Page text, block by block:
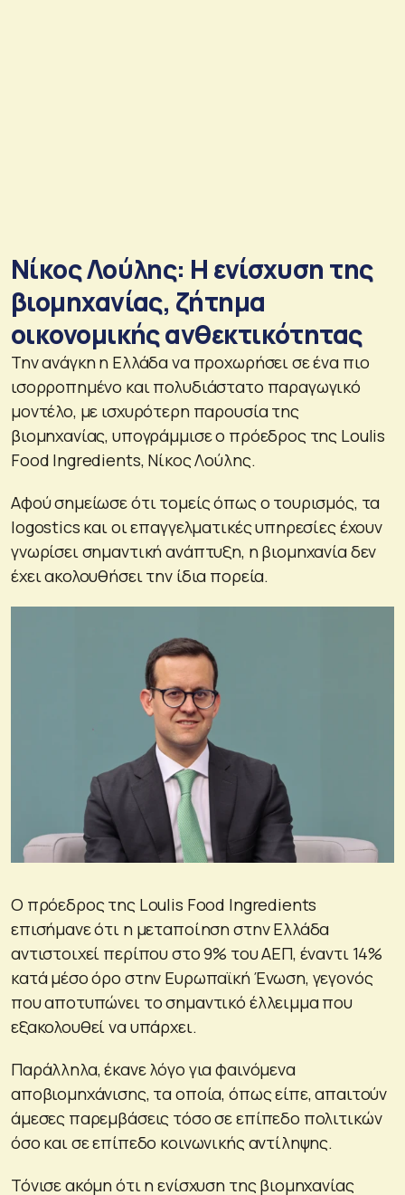
Νίκος Λούλης: Η ενίσχυση της
βιομηχανίας, ζήτημα
οικονομικής ανθεκτικότητας
Την ανάγκη η Ελλάδα να προχωρήσει σε ένα πιο
ισορροπημένο και πολυδιάστατο παραγωγικό
μοντέλο, με ισχυρότερη παρουσία της
βιομηχανίας, υπογράμμισε ο πρόεδρος της Loulis
Food Ingredients, Νίκος Λούλης.
Αφού σημείωσε ότι τομείς όπως ο τουρισμός, τα
logostics και οι επαγγελματικές υπηρεσίες έχουν
γνωρίσει σημαντική ανάπτυξη, η βιομηχανία δεν
έχει ακολουθήσει την ίδια πορεία.
Ο πρόεδρος της Loulis Food Ingredients
επισήμανε ότι η μεταποίηση στην Ελλάδα
αντιστοιχεί περίπου στο 9% του ΑΕΠ, έναντι 14%
κατά μέσο όρο στην Ευρωπαϊκή Ένωση, γεγονός
που αποτυπώνει το σημαντικό έλλειμμα που
εξακολουθεί να υπάρχει.
Παράλληλα, έκανε λόγο για φαινόμενα
αποβιομηχάνισης, τα οποία, όπως είπε, απαιτούν
άμεσες παρεμβάσεις τόσο σε επίπεδο πολιτικών
όσο και σε επίπεδο κοινωνικής αντίληψης.
Τόνισε ακόμη ότι η ενίσχυση της βιομηχανίας